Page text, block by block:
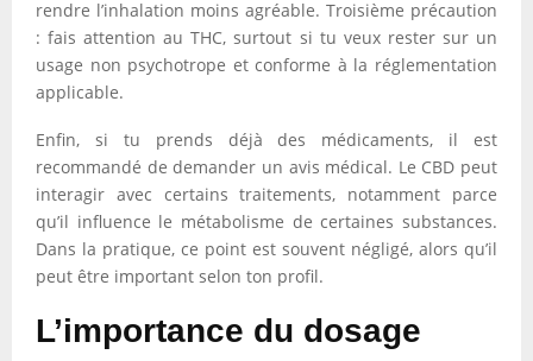
rendre l’inhalation moins agréable. Troisième précaution
: fais attention au THC, surtout si tu veux rester sur un
usage non psychotrope et conforme à la réglementation
applicable.
Enfin, si tu prends déjà des médicaments, il est
recommandé de demander un avis médical. Le CBD peut
interagir avec certains traitements, notamment parce
qu’il influence le métabolisme de certaines substances.
Dans la pratique, ce point est souvent négligé, alors qu’il
peut être important selon ton profil.
L’importance du dosage